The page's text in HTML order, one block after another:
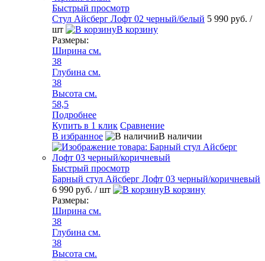
Быстрый просмотр
Стул Айсберг Лофт 02 черный/белый 5 990 руб. /
шт
В корзину
Размеры:
Ширина см.
38
Глубина см.
38
Высота см.
58,5
Подробнее
Купить в 1 клик Сравнение
В избранное
В наличии
Быстрый просмотр
Барный стул Айсберг Лофт 03 черный/коричневый
6 990 руб. / шт
В корзину
Размеры:
Ширина см.
38
Глубина см.
38
Высота см.